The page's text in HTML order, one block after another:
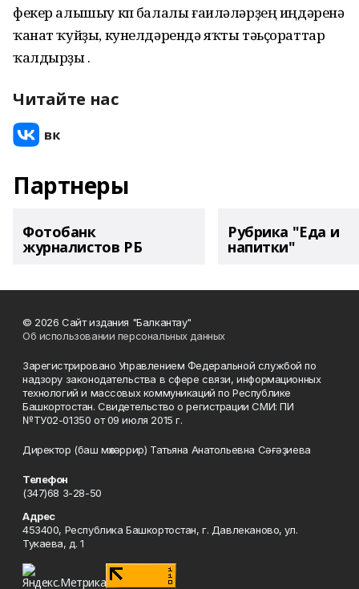
фекер алышыу күп балалы ғаиләләрҙең иңдәренә
ҡанат ҡуйҙы, кунелдәрендә яҡты тәьҫораттар
ҡалдырҙы .
Читайте нас
Партнеры
Фотобанк
журналистов РБ
Рубрика "Еда и
напитки"
© 2026 Сайт издания "Балкантау"
Об использовании персональных данных
Зарегистрировано Управлением Федеральной службой по
надзору законодательства в сфере связи, информационных
технологий и массовых коммуникаций по Республике
Башкортостан. Свидетельство о регистрации СМИ: ПИ
№ТУ02-01350 от 09 июля 2015 г.
Директор (баш мөхәррир) Татьяна Анатольевна Сәғәҙиева
Телефон
(347)68 3-28-50
Адрес
453400, Республика Башкортостан, г. Давлеканово, ул.
Тукаева, д. 1